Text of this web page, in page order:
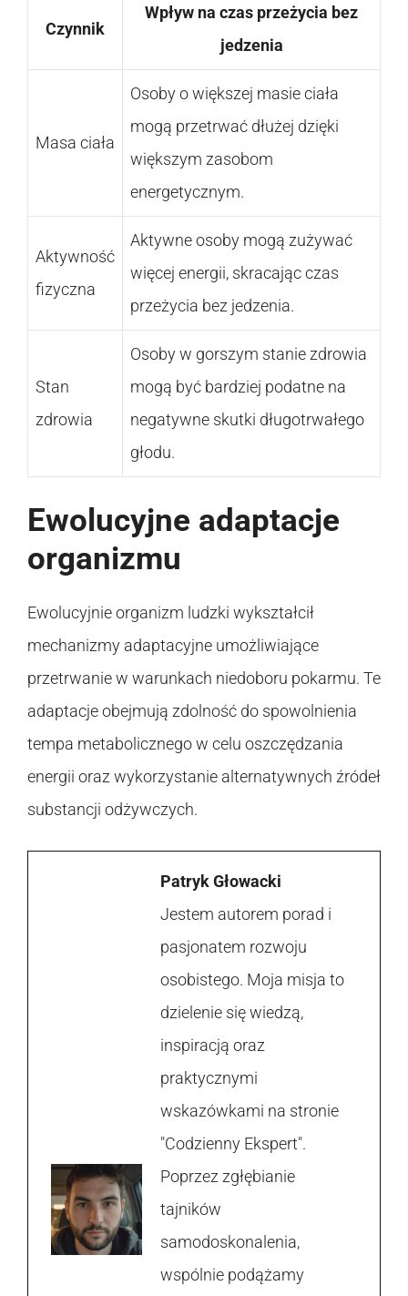
Czynnik
Wpływ na czas przeżycia bez
jedzenia
Masa ciała
Osoby o większej masie ciała
mogą przetrwać dłużej dzięki
większym zasobom
energetycznym.
Aktywność
fizyczna
Aktywne osoby mogą zużywać
więcej energii, skracając czas
przeżycia bez jedzenia.
Stan
zdrowia
Osoby w gorszym stanie zdrowia
mogą być bardziej podatne na
negatywne skutki długotrwałego
głodu.
Ewolucyjne adaptacje
organizmu
Ewolucyjnie organizm ludzki wykształcił
mechanizmy adaptacyjne umożliwiające
przetrwanie w warunkach niedoboru pokarmu. Te
adaptacje obejmują zdolność do spowolnienia
tempa metabolicznego w celu oszczędzania
energii oraz wykorzystanie alternatywnych źródeł
substancji odżywczych.
Patryk Głowacki
Jestem autorem porad i
pasjonatem rozwoju
osobistego. Moja misja to
dzielenie się wiedzą,
inspiracją oraz
praktycznymi
wskazówkami na stronie
"Codzienny Ekspert".
Poprzez zgłębianie
tajników
samodoskonalenia,
wspólnie podążamy